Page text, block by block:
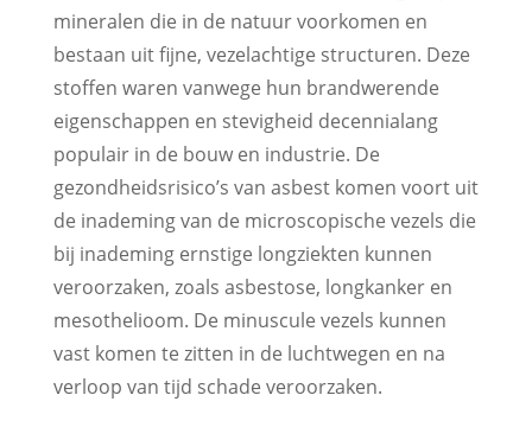
mineralen die in de natuur voorkomen en
bestaan uit fijne, vezelachtige structuren. Deze
stoffen waren vanwege hun brandwerende
eigenschappen en stevigheid decennialang
populair in de bouw en industrie. De
gezondheidsrisico’s van asbest komen voort uit
de inademing van de microscopische vezels die
bij inademing ernstige longziekten kunnen
veroorzaken, zoals asbestose, longkanker en
mesothelioom. De minuscule vezels kunnen
vast komen te zitten in de luchtwegen en na
verloop van tijd schade veroorzaken.